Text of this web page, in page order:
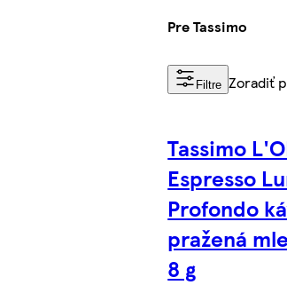
Pre Tassimo
Filtre Zoradiť
Tassimo
Espresso
Profondo
pražená
8 g